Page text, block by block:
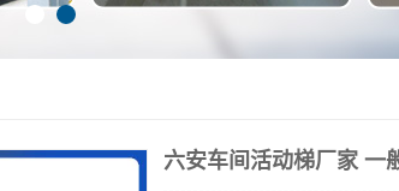
六安车间活动梯厂家 一